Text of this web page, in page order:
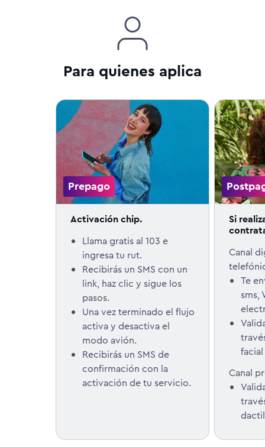
Para quienes aplica
Prepago
Activación chip.
Llama gratis al 103 e
ingresa tu rut.
Recibirás un SMS con un
link, haz clic y sigue los
pasos.
Una vez terminado el flujo
activa y desactiva el
modo avión.
Recibirás un SMS de
confirmación con la
activación de tu servicio.
Si
Canal
Te
sms,
facial
Canal